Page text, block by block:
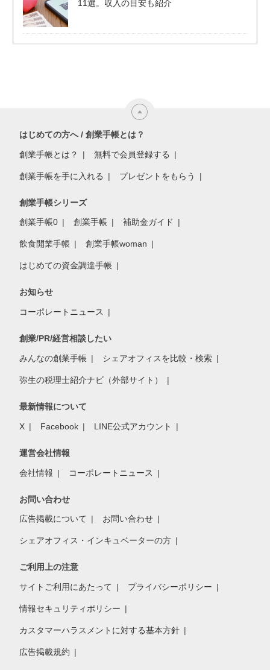
11選。収入の目安も紹介
はじめての方へ / 創業手帳とは？
創業手帳とは？ 無料で会員登録する
創業手帳を手に入れる プレゼントをもらう
創業手帳シリーズ
創業手帳0 創業手帳 補助金ガイド
飲食開業手帳 創業手帳woman
はじめての資金調達手帳
お知らせ
コーポレートニュース
創業/PR/経営相談したい
みんなの創業手帳 シェアオフィスを比較・検索
弥生の税理士紹介ナビ（外部サイト）
最新情報について
X Facebook LINE公式アカウント
運営会社情報
会社情報 コーポレートニュース
お問い合わせ
広告掲載について お問い合わせ
シェアオフィス・インキュベーターの方
ご利用上の注意
サイトご利用にあたって プライバシーポリシー
情報セキュリティポリシー
カスタマーハラスメントに対する基本方針
広告掲載規約